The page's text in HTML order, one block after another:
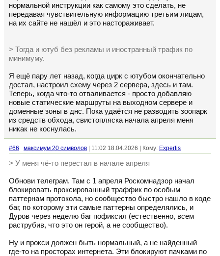
нормальной инструкции как самому это сделать, не
передавая чувствительную информацию третьим лицам,
на их сайте не нашёл и это настораживает.
> Тогда и ютуб без рекламы и иностранный трафик по
минимуму.
Я ещё пару лет назад, когда цирк с ютубом окончательно
достал, настроил схему через 2 сервера, здесь и там.
Теперь, когда что-то отваливается - просто добавляю
новые статические маршруты на выходном сервере и
доменные зоны в днс. Пока удаётся не разводить зоопарк
из средств обхода, свистопляска начала апреля меня
никак не коснулась.
#66 максимум 20 символов | 11:02 18.04.2026 | Кому: Expertis
> У меня чё-то перестал в начале апреля
Обнови телеграм. Там с 1 апреля Роскомнадзор начал
блокировать проксированный траффик по особым
паттернам протокола, но сообщество быстро нашло в коде
баг, по которому эти самые паттерны определялись, и
Дуров через неделю баг пофиксил (естественно, всем
раструбив, что это он герой, а не сообщество).
Ну и прокси должен быть нормальный, а не найденный
где-то на просторах интернета. Эти блокируют пачками по